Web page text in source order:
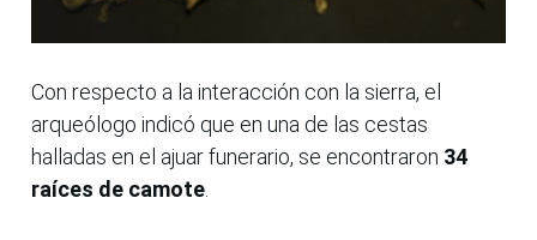
Con respecto a la interacción con la sierra, el
arqueólogo indicó que en una de las cestas
halladas en el ajuar funerario, se encontraron 34
raíces de camote